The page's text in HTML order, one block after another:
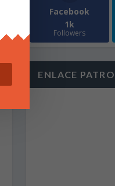
Facebook
1k
Followers
ENLACE